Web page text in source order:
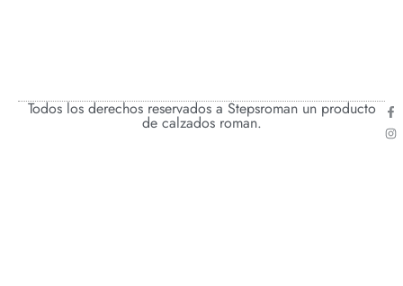
Todos los derechos reservados a Stepsroman un producto
de calzados roman.